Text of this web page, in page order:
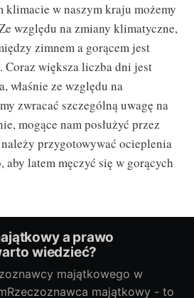
klimacie w naszym kraju możemy
względu na zmiany klimatyczne,
zimnem a gorącem jest
Coraz większa liczba dni jest
właśnie ze względu na
zwracać szczególną uwagę na
mogące nam posłużyć przez
przygotowywać ocieplenia
aby latem męczyć się w gorących
a prawo
wiedzieć?
majątkowego w
majątkowy - to